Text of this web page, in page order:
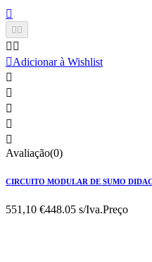

 
 
Adicionar à Wishlist





Avaliação(0)
CIRCUITO MODULAR DE SUMO
551,10 €448.05 s/Iva.Preço